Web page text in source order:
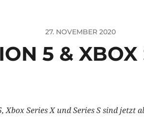
27. NOVEMBER 2020
5 & XBOX
Xbox Series X und Series S sind jetzt